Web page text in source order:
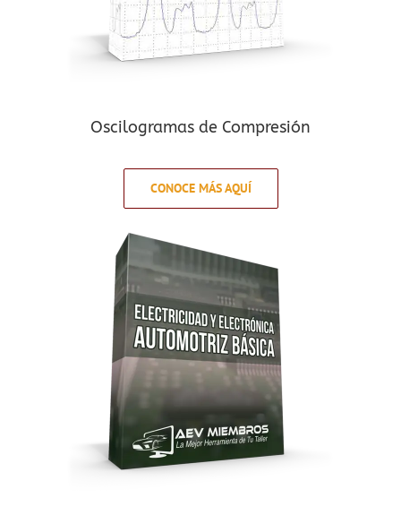
Oscilogramas de Compresión
CONOCE MÁS AQUÍ